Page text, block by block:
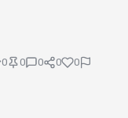
0 0 0 0 0